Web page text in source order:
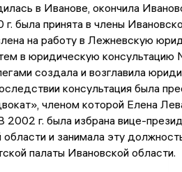
в Иванове, окончила
г. была принята в члены
на работу в Лежневскую
в юридическую
создала и возглавила
консультация была
членом которой Елена
2002 г. была избрана вице-
и занимала эту
палаты Ивановской области.